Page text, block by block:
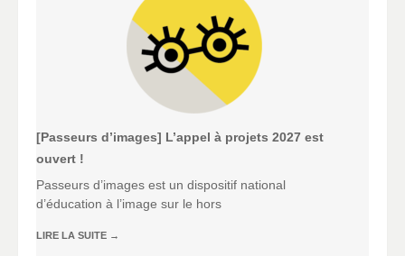
[Passeurs d’images] L’appel à projets 2027 est
ouvert !
Passeurs d’images est un dispositif national
d’éducation à l’image sur le hors
LIRE LA SUITE →